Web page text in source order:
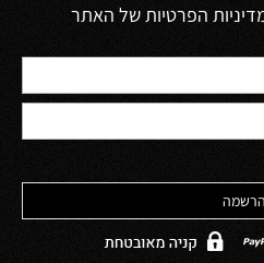
הפרטיות של האתר